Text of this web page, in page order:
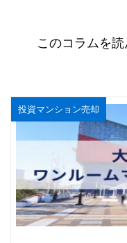
このコラムを
投資マンション売却